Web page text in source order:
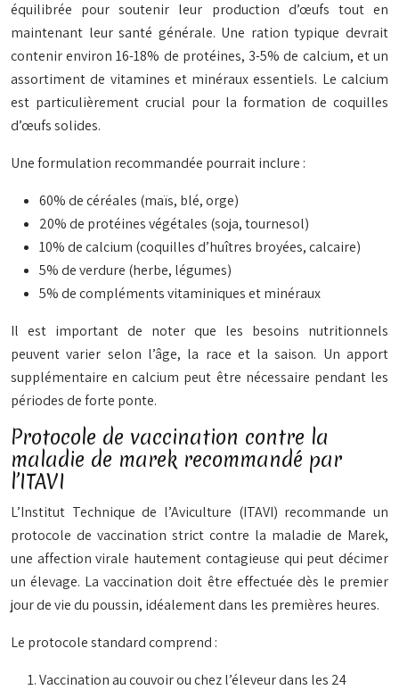
équilibrée pour soutenir leur production d’œufs tout en
maintenant leur santé générale. Une ration typique devrait
contenir environ 16-18% de protéines, 3-5% de calcium, et un
assortiment de vitamines et minéraux essentiels. Le calcium
est particulièrement crucial pour la formation de coquilles
d’œufs solides.
Une formulation recommandée pourrait inclure :
60% de céréales (maïs, blé, orge)
20% de protéines végétales (soja, tournesol)
10% de calcium (coquilles d’huîtres broyées, calcaire)
5% de verdure (herbe, légumes)
5% de compléments vitaminiques et minéraux
Il est important de noter que les besoins nutritionnels
peuvent varier selon l’âge, la race et la saison. Un apport
supplémentaire en calcium peut être nécessaire pendant les
périodes de forte ponte.
Protocole de vaccination contre la
maladie de marek recommandé par
l’ITAVI
L’Institut Technique de l’Aviculture (ITAVI) recommande un
protocole de vaccination strict contre la maladie de Marek,
une affection virale hautement contagieuse qui peut décimer
un élevage. La vaccination doit être effectuée dès le premier
jour de vie du poussin, idéalement dans les premières heures.
Le protocole standard comprend :
Vaccination au couvoir ou chez l’éleveur dans les 24